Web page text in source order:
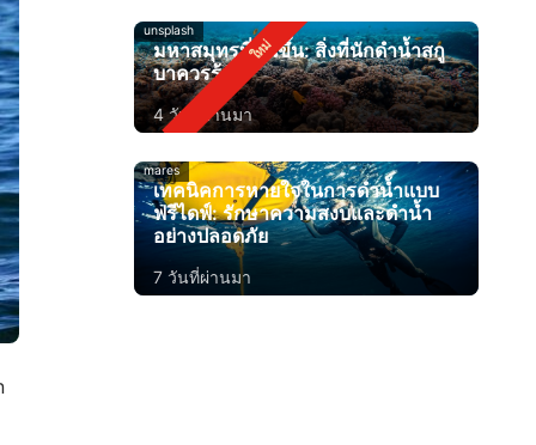
unsplash
มหาสมุทรที่อุ่นขึ้น: สิ่งที่นักดำน้ำสกู
บาควรรู้
4 วันที่ผ่านมา
mares
เทคนิคการหายใจในการดำน้ำแบบ
ฟรีไดฟ์: รักษาความสงบและดำน้ำ
อย่างปลอดภัย
7 วันที่ผ่านมา